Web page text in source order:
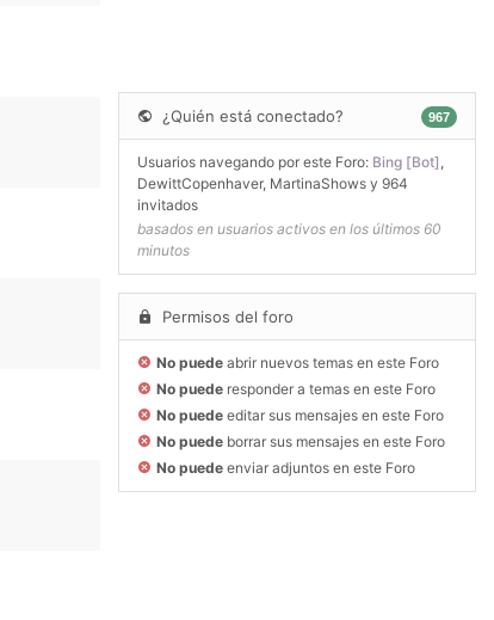
¿Quién está conectado? 967
Usuarios navegando por este Foro: Bing [Bot]
DewittCopenhaver, MartinaShows y 964
invitados
basados en usuarios activos en los últimos 60
minutos
Permisos del foro
No puede abrir nuevos temas en este Foro
No puede responder a temas en este Foro
No puede editar sus mensajes en este Foro
No puede borrar sus mensajes en este Foro
No puede enviar adjuntos en este Foro